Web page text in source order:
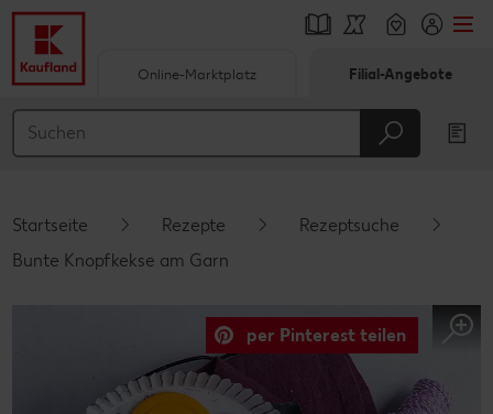
Hauptinhalt
Schwebender Seitenbereich
Online-Marktplatz Filial-Angebote
Startseite Rezepte
Rezeptsuche
Bunte Knopfkekse am Garn
per Pinterest teilen